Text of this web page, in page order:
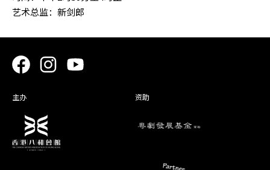
艺术总监：新剑郎
主办 资助